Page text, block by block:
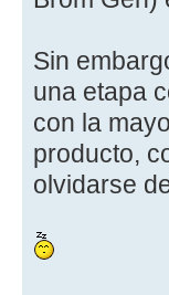
Sin
una etapa
con la
producto,
olvidarse